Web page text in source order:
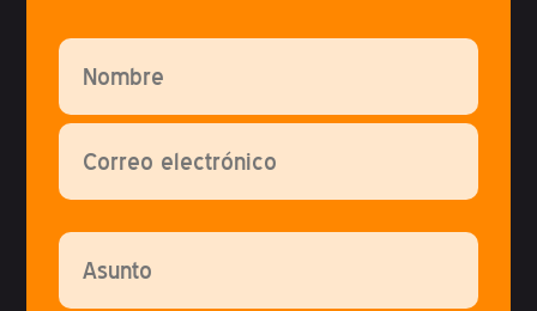
Por favor, deja este campo vacío.